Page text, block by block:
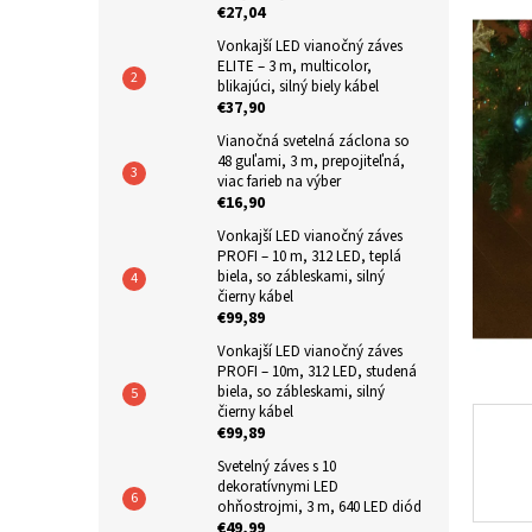
€27,04
Vonkajší LED vianočný záves
ELITE – 3 m, multicolor,
blikajúci, silný biely kábel
€37,90
Vianočná svetelná záclona so
48 guľami, 3 m, prepojiteľná,
viac farieb na výber
€16,90
Vonkajší LED vianočný záves
PROFI – 10 m, 312 LED, teplá
biela, so zábleskami, silný
čierny kábel
€99,89
Vonkajší LED vianočný záves
PROFI – 10m, 312 LED, studená
biela, so zábleskami, silný
čierny kábel
€99,89
Svetelný záves s 10
dekoratívnymi LED
ohňostrojmi, 3 m, 640 LED diód